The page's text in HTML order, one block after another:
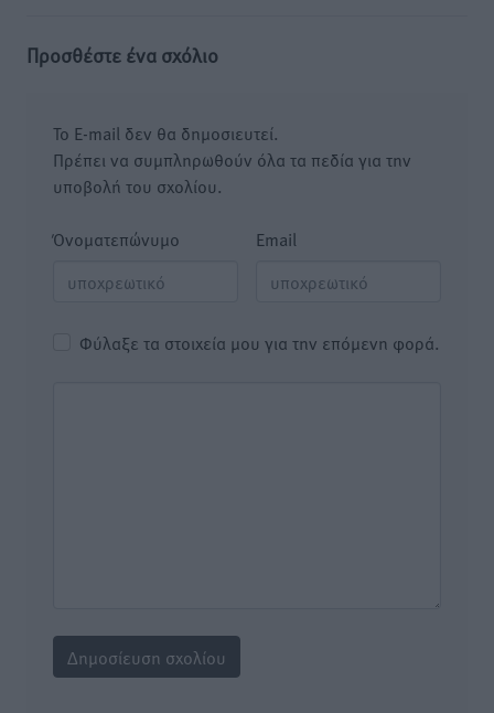
Προσθέστε ένα σχόλιο
Το E-mail δεν θα δημοσιευτεί.
Πρέπει να συμπληρωθούν όλα τα πεδία για την
υποβολή του σχολίου.
Όνοματεπώνυμο Email
Φύλαξε τα στοιχεία μου για την επόμενη φορά.